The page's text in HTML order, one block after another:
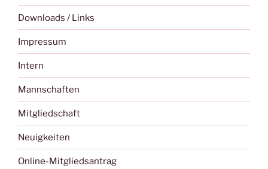
Downloads / Links
Impressum
Intern
Mannschaften
Mitgliedschaft
Neuigkeiten
Online-Mitgliedsantrag